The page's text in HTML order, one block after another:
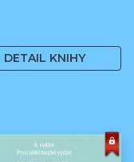
DETAIL KNIHY